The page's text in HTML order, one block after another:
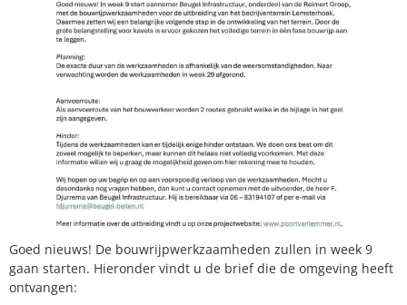
Goed nieuws! De bouwrijpwerkzaamheden zullen in week 9
gaan starten. Hieronder vindt u de brief die de omgeving heeft
ontvangen: